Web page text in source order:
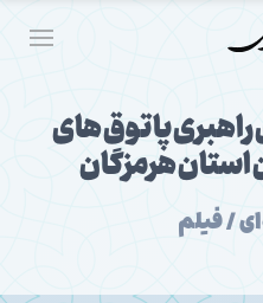
راهبری پاتوق های
استان هرمزگان
/ فیلم